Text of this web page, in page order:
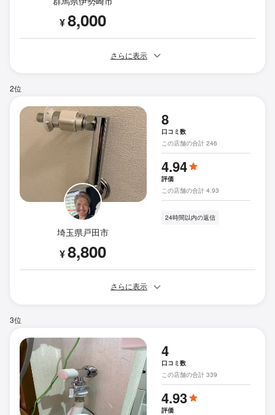
¥8,000
さらに表示
2位
埼玉県戸田市
¥8,800
8
口コミ数
この店舗の合計 246
4.94
評価
この店舗の合計 4.93
24時間以内の返信
さらに表示
3位
4
口コミ数
この店舗の合計 339
4.93
評価